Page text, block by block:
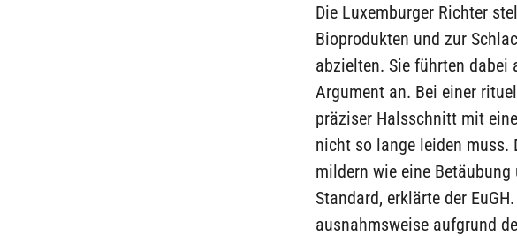
Die Luxemburger Richter
Bioprodukten und zur
abzielten. Sie führten dabei
Argument an. Bei einer
präziser Halsschnitt mit
nicht so lange leiden muss.
mildern wie eine
Standard, erklärte der
ausnahmsweise aufgrund